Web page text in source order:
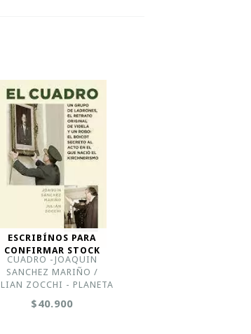
ESCRIBÍNOS PARA
CONFIRMAR STOCK
CUADRO -JOAQUIN
SANCHEZ MARIÑO /
ZOCCHI - PLANETA
$40.900